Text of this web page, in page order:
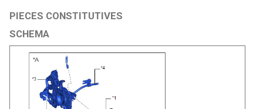
PIECES CONSTITUTIVES
SCHEMA